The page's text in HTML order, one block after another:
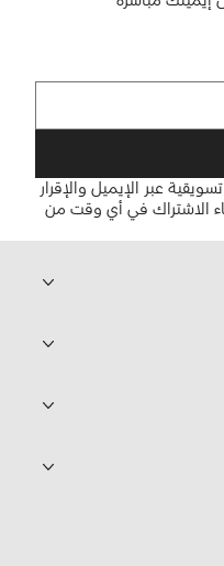
عبر الإيميل والإقرار
الاشتراك في أي وقت من